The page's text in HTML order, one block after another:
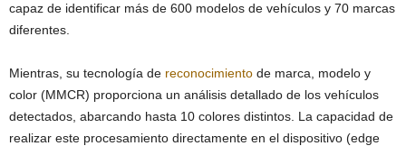
capaz de identificar más de 600 modelos de vehículos y 70 marcas
diferentes.
Mientras, su tecnología de reconocimiento de marca, modelo y
color (MMCR) proporciona un análisis detallado de los vehículos
detectados, abarcando hasta 10 colores distintos. La capacidad de
realizar este procesamiento directamente en el dispositivo (edge